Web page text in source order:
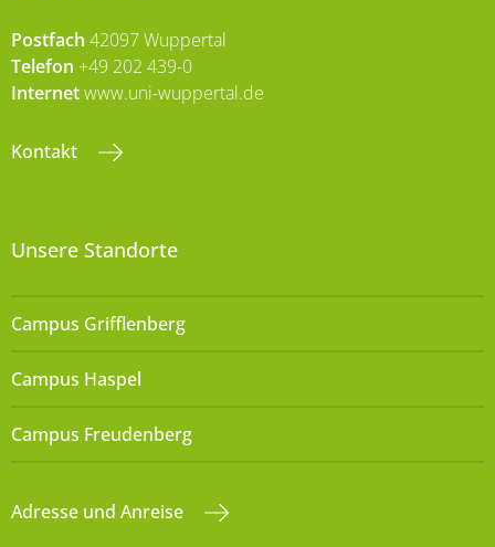
Postfach 42097 Wuppertal
Telefon +49 202 439-0
Internetwww.uni-wuppertal.de
Kontakt
Unsere Standorte
Campus Grifflenberg
Campus Haspel
Campus Freudenberg
Adresse und Anreise